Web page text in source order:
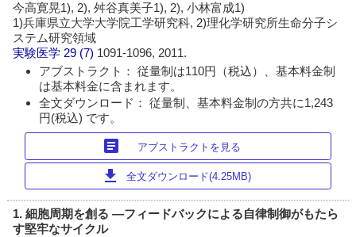
今高寛晃1), 2), 舛谷真美子1), 2), 小林富成1)
1)兵庫県立大学大学院工学研究科, 2)理化学研究所生命分子シ
ステム研究領域
実験医学 29 (7) 1091-1096, 2011.
アブストラクト： 従量制は110円（税込）、基本料金制
は基本料金に含まれます。
全文ダウンロード： 従量制、基本料金制の方共に1,243
円(税込) です。
article アブストラクトを見る
download 全文ダウンロード(4.25MB)
1. 細胞周期を創る ―フィードバックによる自律制御がもたら
す堅牢なサイクル